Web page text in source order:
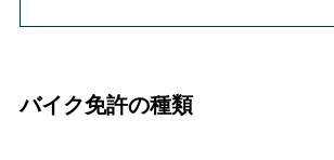
バイク免許の種類